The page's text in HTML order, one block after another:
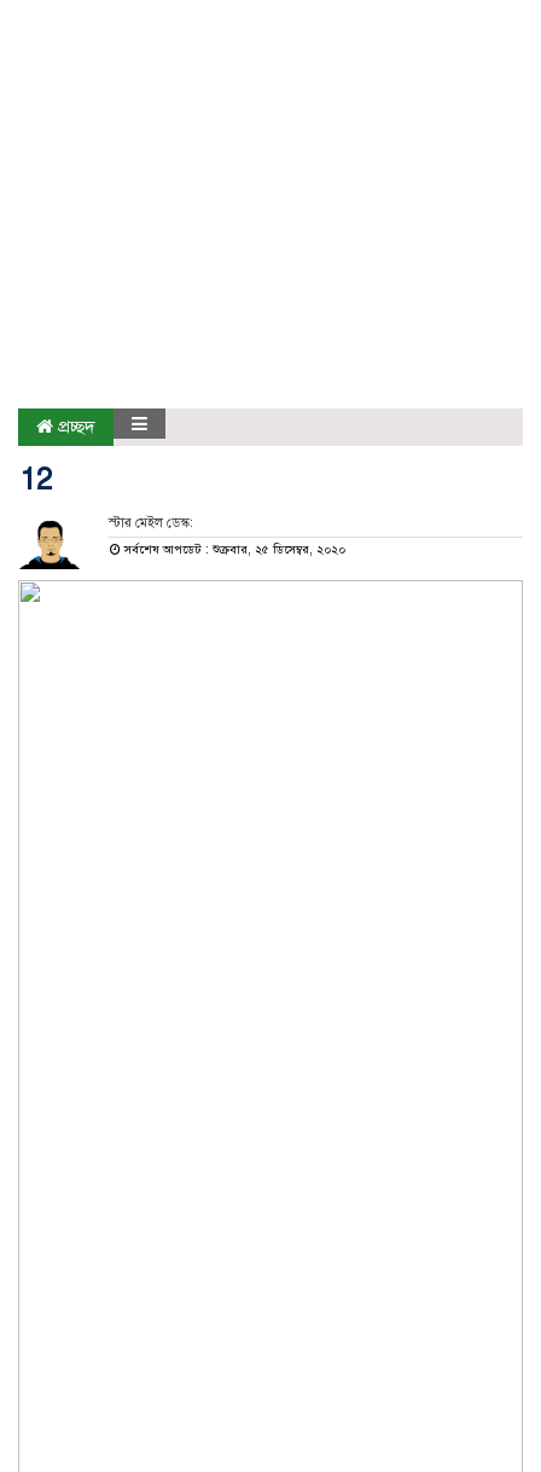
প্রচ্ছদ
12
স্টার মেইল ডেস্ক:
সর্বশেষ আপডেট : শুক্রবার, ২৫ ডিসেম্বর, ২০২০